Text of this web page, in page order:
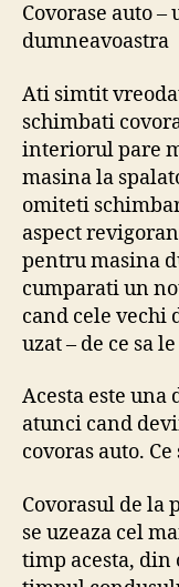
Covorase auto
dumneavoastra
Ati simtit
schimbati
interiorul pare
masina la
omiteti
aspect
pentru masina
cumparati un
cand cele vechi
uzat – de ce sa
Acesta este
atunci cand
covoras auto.
Covorasul de la
se uzeaza cel
timp acesta,